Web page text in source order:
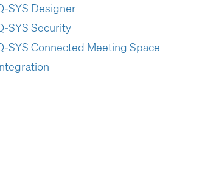
SYS Designer
SYS Security
SYS Connected Meeting Space